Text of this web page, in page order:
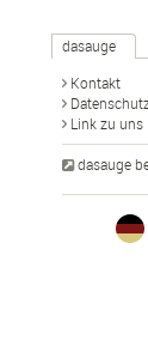
dasauge
Kontakt
Link zu uns
dasauge